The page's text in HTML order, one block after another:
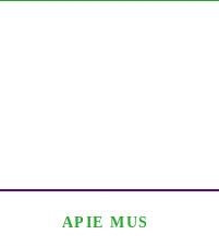
APIE MUS